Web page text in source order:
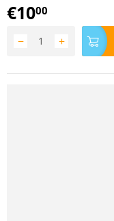
€1000
+
−